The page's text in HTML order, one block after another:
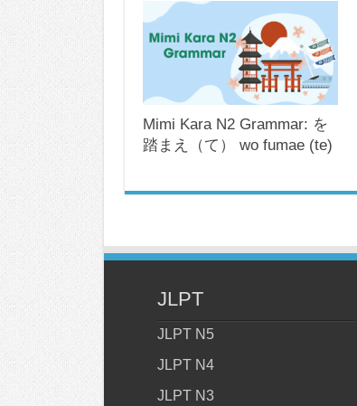
Mimi Kara N2 Grammar: を
踏まえ（て） wo fumae (te)
JLPT
JLPT N5
JLPT N4
JLPT N3